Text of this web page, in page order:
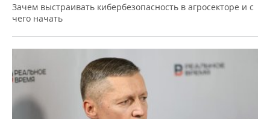
Зачем выстраивать кибербезопасность в агросекторе и с
чего начать